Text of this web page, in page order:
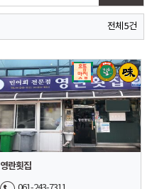
전체 5건
영란횟집